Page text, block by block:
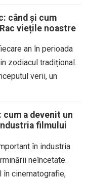
când și cum
viețile noastre
an în perioada
zodiacul tradițional.
verii, un
a devenit un
filmului
în industria
neîncetate.
în cinematografie,